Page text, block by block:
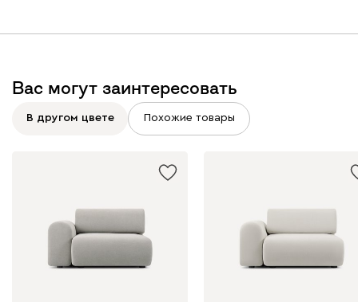
Вас могут заинтересовать
В другом цвете Похожие товары